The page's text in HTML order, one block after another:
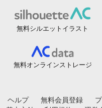
無料シルエットイラスト
無料オンラインストレージ
ヘルプ 無料会員登録